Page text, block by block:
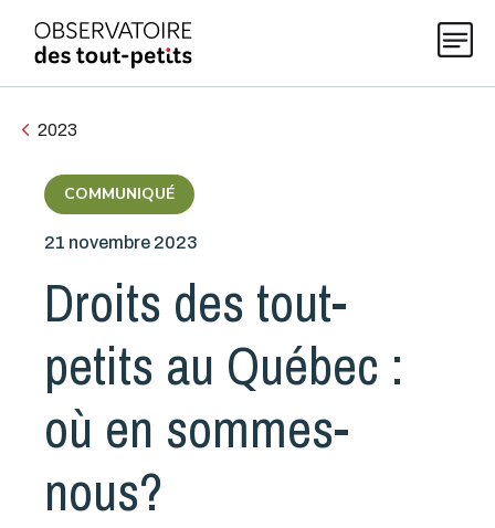
Thématiques
Explorer les données 0-5
Publications
Actualités
À propos
2023
COMMUNIQUÉ
21 novembre 2023
Droits des tout-
petits au Québec :
où en sommes-
nous?